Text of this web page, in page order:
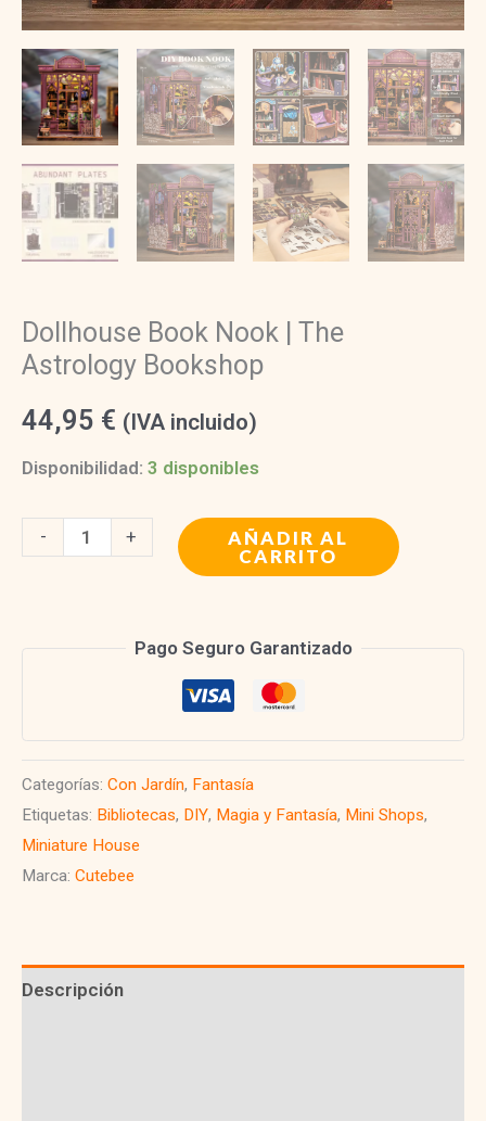
Dollhouse Book Nook | The
Astrology Bookshop
44,95 € (IVA incluido)
Disponibilidad: 3 disponibles
-
Dollhouse
Bookshop
cantidad
+
AÑADIR AL
CARRITO
Pago Seguro Garantizado
Categorías: Con Jardín, Fantasía
Etiquetas: Bibliotecas, DIY, Magia y Fantasía, Mini Shops,
Miniature House
Marca: Cutebee
Descripción